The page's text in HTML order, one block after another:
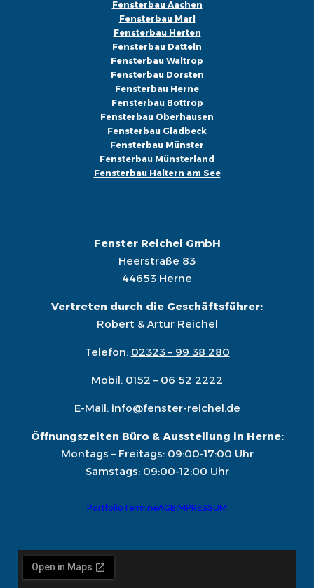
Fensterbau Aachen
Fensterbau Marl
Fensterbau Herten
Fensterbau Datteln
Fensterbau Waltrop
Fensterbau Dorsten
Fensterbau Herne
Fensterbau Bottrop
Fensterbau Oberhausen
Fensterbau Gladbeck
Fensterbau Münster
Fensterbau Münsterland
Fensterbau Haltern am See
Fenster Reichel GmbH
Heerstraße 83
44653 Herne
Vertreten durch die Geschäftsführer:
Robert & Artur Reichel
Telefon: 02323 – 99 38 280
Mobil: 0152 – 06 52 2222
E-Mail: info@fenster-reichel.de
Öffnungszeiten Büro & Ausstellung in Herne:
Montags – Freitags: 09:00-17:00 Uhr
Samstags: 09:00-12:00 Uhr
PortfolioTermineAGBIMPRESSUM